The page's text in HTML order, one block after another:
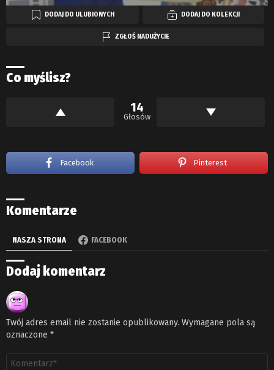
DODAJ DO ULUBIONYCH DODAJ DO KOLEKCJI
ZGŁOŚ NADUŻYCIE
Co myślisz?
14
Głosów
Facebook Pinterest
Komentarze
NASZA STRONA FACEBOOK
Dodaj komentarz
Twój adres email nie zostanie opublikowany. Wymagane pola są
oznaczone *